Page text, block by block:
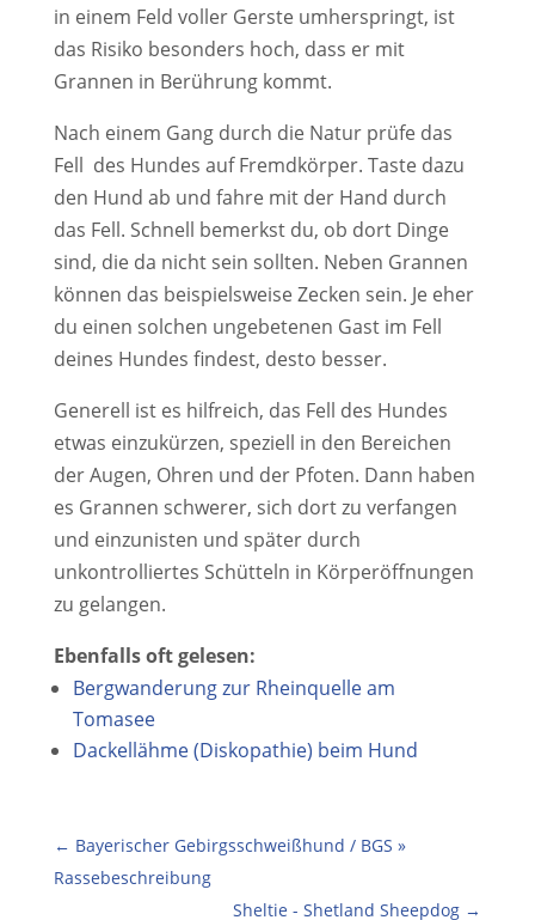
in einem Feld voller Gerste umherspringt, ist
das Risiko besonders hoch, dass er mit
Grannen in Berührung kommt.
Nach einem Gang durch die Natur prüfe das
Fell des Hundes auf Fremdkörper. Taste dazu
den Hund ab und fahre mit der Hand durch
das Fell. Schnell bemerkst du, ob dort Dinge
sind, die da nicht sein sollten. Neben Grannen
können das beispielsweise Zecken sein. Je eher
du einen solchen ungebetenen Gast im Fell
deines Hundes findest, desto besser.
Generell ist es hilfreich, das Fell des Hundes
etwas einzukürzen, speziell in den Bereichen
der Augen, Ohren und der Pfoten. Dann haben
es Grannen schwerer, sich dort zu verfangen
und einzunisten und später durch
unkontrolliertes Schütteln in Körperöffnungen
zu gelangen.
Ebenfalls oft gelesen:
Bergwanderung zur Rheinquelle am
Tomasee
Dackellähme (Diskopathie) beim Hund
← Bayerischer Gebirgsschweiß­hund / BGS »
Rassebeschreibung
Sheltie - Shetland Sheepdog →